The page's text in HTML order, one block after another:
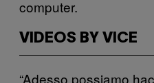
computer.
VIDEOS BY VICE
“Adesso possiamo